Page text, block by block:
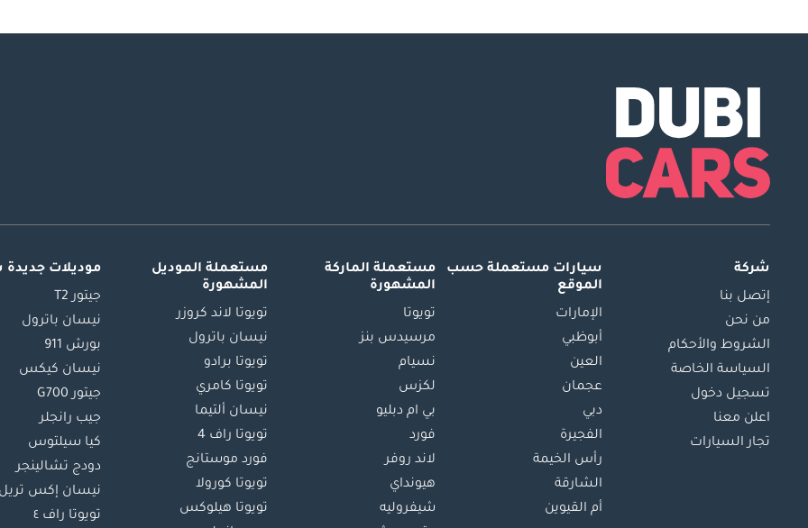
شركة
إتصل بنا
من نحن
الشروط والأحكام
السياسة الخاصة
تسجيل دخول
اعلن معنا
تجار السيارات
سيارات مستعملة حسب
الموقع
الإمارات
أبوظبي
العين
عجمان
دبي
الفجيرة
رأس الخيمة
الشارقة
أم القيوين
مستعملة الماركة
المشهورة
تويوتا
مرسيدس بنز
نسيام
لكزس
بي ام دبليو
فورد
لاند روفر
هيونداي
شيفروليه
مستعملة الموديل
المشهورة
تويوتا لاند كروزر
نيسان باترول
تويوتا برادو
تويوتا كامري
نيسان ألتيما
تويوتا راف 4
فورد موستانج
تويوتا كورولا
تويوتا هيلوكس
موديلات
جيتور T2
نيسان باترول
بورش 911
نيسان كيكس
جيتور G700
جيب رانجلر
كيا سيلتوس
دودج تشالينجر
نيسان إكس تريل
تويوتا راف ٤